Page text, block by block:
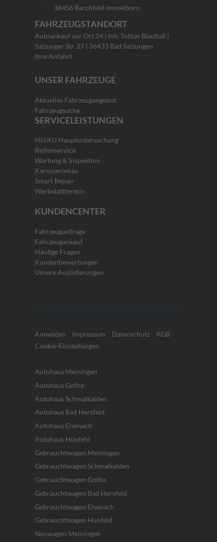
36456 Barchfeld-Immelborn
FAHRZEUGSTANDORT
Autoankauf vor Ort 24 | Inh. Tobias Blaufuß |
Salzunger Str. 27 | 36433 Bad Salzungen
Ihre Anfahrt
UNSER FAHRZEUGE
Aktuelles Fahrzeugangebot
Fahrzeugsuche
SERVICELEISTUNGEN
HU/AU Hauptuntersuchung
Reifenservice
Wartung & Inspektion
Karosseriebau
Smart Repair
Werkstatttermin
KUNDENCENTER
Fahrzeuganfrage
Fahrzeugankauf
Häufige Fragen
Kundenbewertungen
Unsere Auslieferungen
Anmelden Impressum Datenschutz
AGB
Cookie-Einstellungen
Autohaus Meiningen
Autohaus Gotha
Autohaus Schmalkalden
Autohaus Bad Hersfeld
Autohaus Eisenach
Autohaus Hünfeld
Gebrauchtwagen Meiningen
Gebrauchtwagen Schmalkalden
Gebrauchtwagen Gotha
Gebrauchtwagen Bad Hersfeld
Gebrauchtwagen Eisenach
Gebrauchtwagen Hünfeld
Neuwagen Meiningen